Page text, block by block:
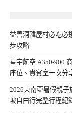
益善洞韓屋村必吃必
步攻略
星宇航空 A350-900
座位、貴賓室一次分
2026東南亞暑假親子
坡自由行完整行程紀